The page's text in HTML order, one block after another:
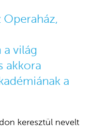
Operaház,
a világ
akkora
a
keresztül nevelt